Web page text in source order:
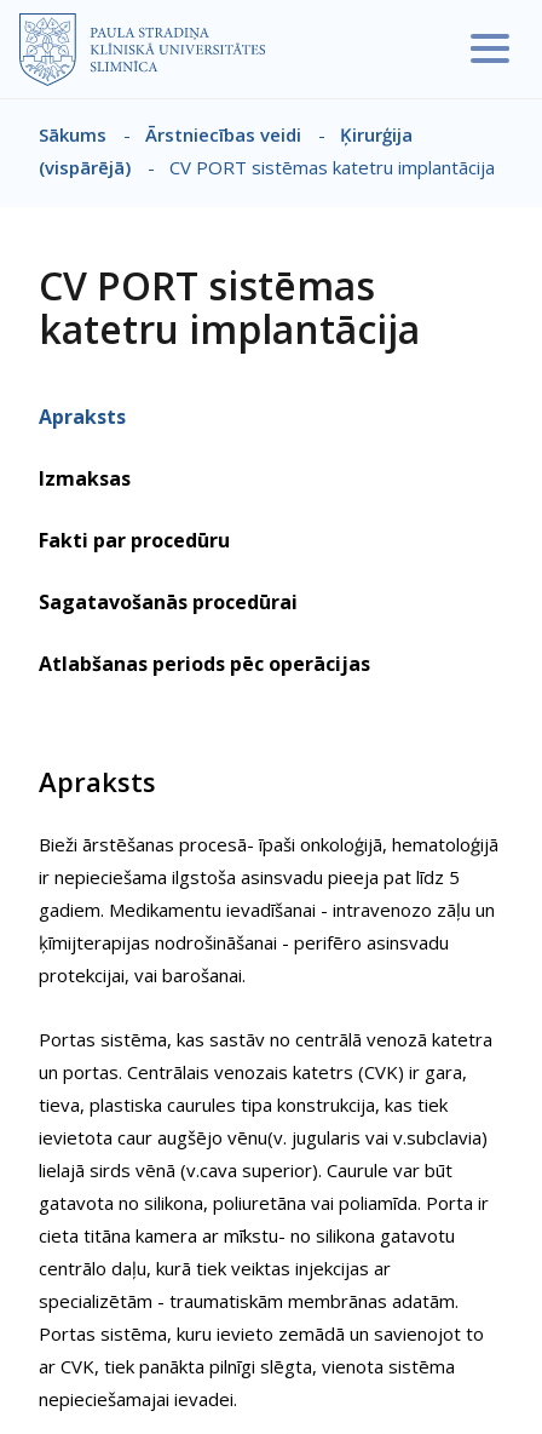
Pārlekt uz galveno saturu
Atpakaļceļš
Sākums - Ārstniecības veidi -
Ķirurģija
(vispārējā)
- CV PORT sistēmas katetru implantācija
CV PORT sistēmas
katetru implantācija
Apraksts
Izmaksas
Fakti par procedūru
Sagatavošanās procedūrai
Atlabšanas periods pēc operācijas
Apraksts
Bieži ārstēšanas procesā- īpaši onkoloģijā, hematoloģijā
ir nepieciešama ilgstoša asinsvadu pieeja pat līdz 5
gadiem. Medikamentu ievadīšanai - intravenozo zāļu un
ķīmijterapijas nodrošināšanai - perifēro asinsvadu
protekcijai, vai barošanai.
Portas sistēma, kas sastāv no centrālā venozā katetra
un portas. Centrālais venozais katetrs (CVK) ir gara,
tieva, plastiska caurules tipa konstrukcija, kas tiek
ievietota caur augšējo vēnu(v. jugularis vai v.subclavia)
lielajā sirds vēnā (v.cava superior). Caurule var būt
gatavota no silikona, poliuretāna vai poliamīda. Porta ir
cieta titāna kamera ar mīkstu- no silikona gatavotu
centrālo daļu, kurā tiek veiktas injekcijas ar
specializētām - traumatiskām membrānas adatām.
Portas sistēma, kuru ievieto zemādā un savienojot to
ar CVK, tiek panākta pilnīgi slēgta, vienota sistēma
nepieciešamajai ievadei.